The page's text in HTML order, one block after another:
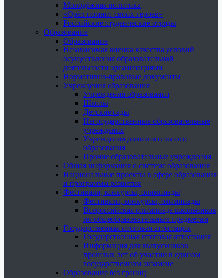
Молодёжная политика
«Орёл помнит своих героев»
Российские студенческие отряды
Образование
Образование
Независимая оценка качества условий
осуществления образовательной
деятельности организациями
Нормативно-правовые документы
Учреждения образования
Учреждения образования
Школы
Детские сады
Негосударственные образовательные
учреждения
Учреждения дополнительного
образования
Прочие образовательные учреждения
Общая информация о системе образования
Национальные проекты в сфере образования
и программы развития
Фестивали, конкурсы, олимпиады
Фестивали, конкурсы, олимпиады
Всероссийская олимпиада школьников
по общеобразовательным предметам
Государственная итоговая аттестация
Государственная итоговая аттестация
Информация для выпускников
прошлых лет об участии в едином
государственном экзамене
Образование без границ